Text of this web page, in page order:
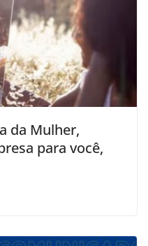
da Mulher,
para você,